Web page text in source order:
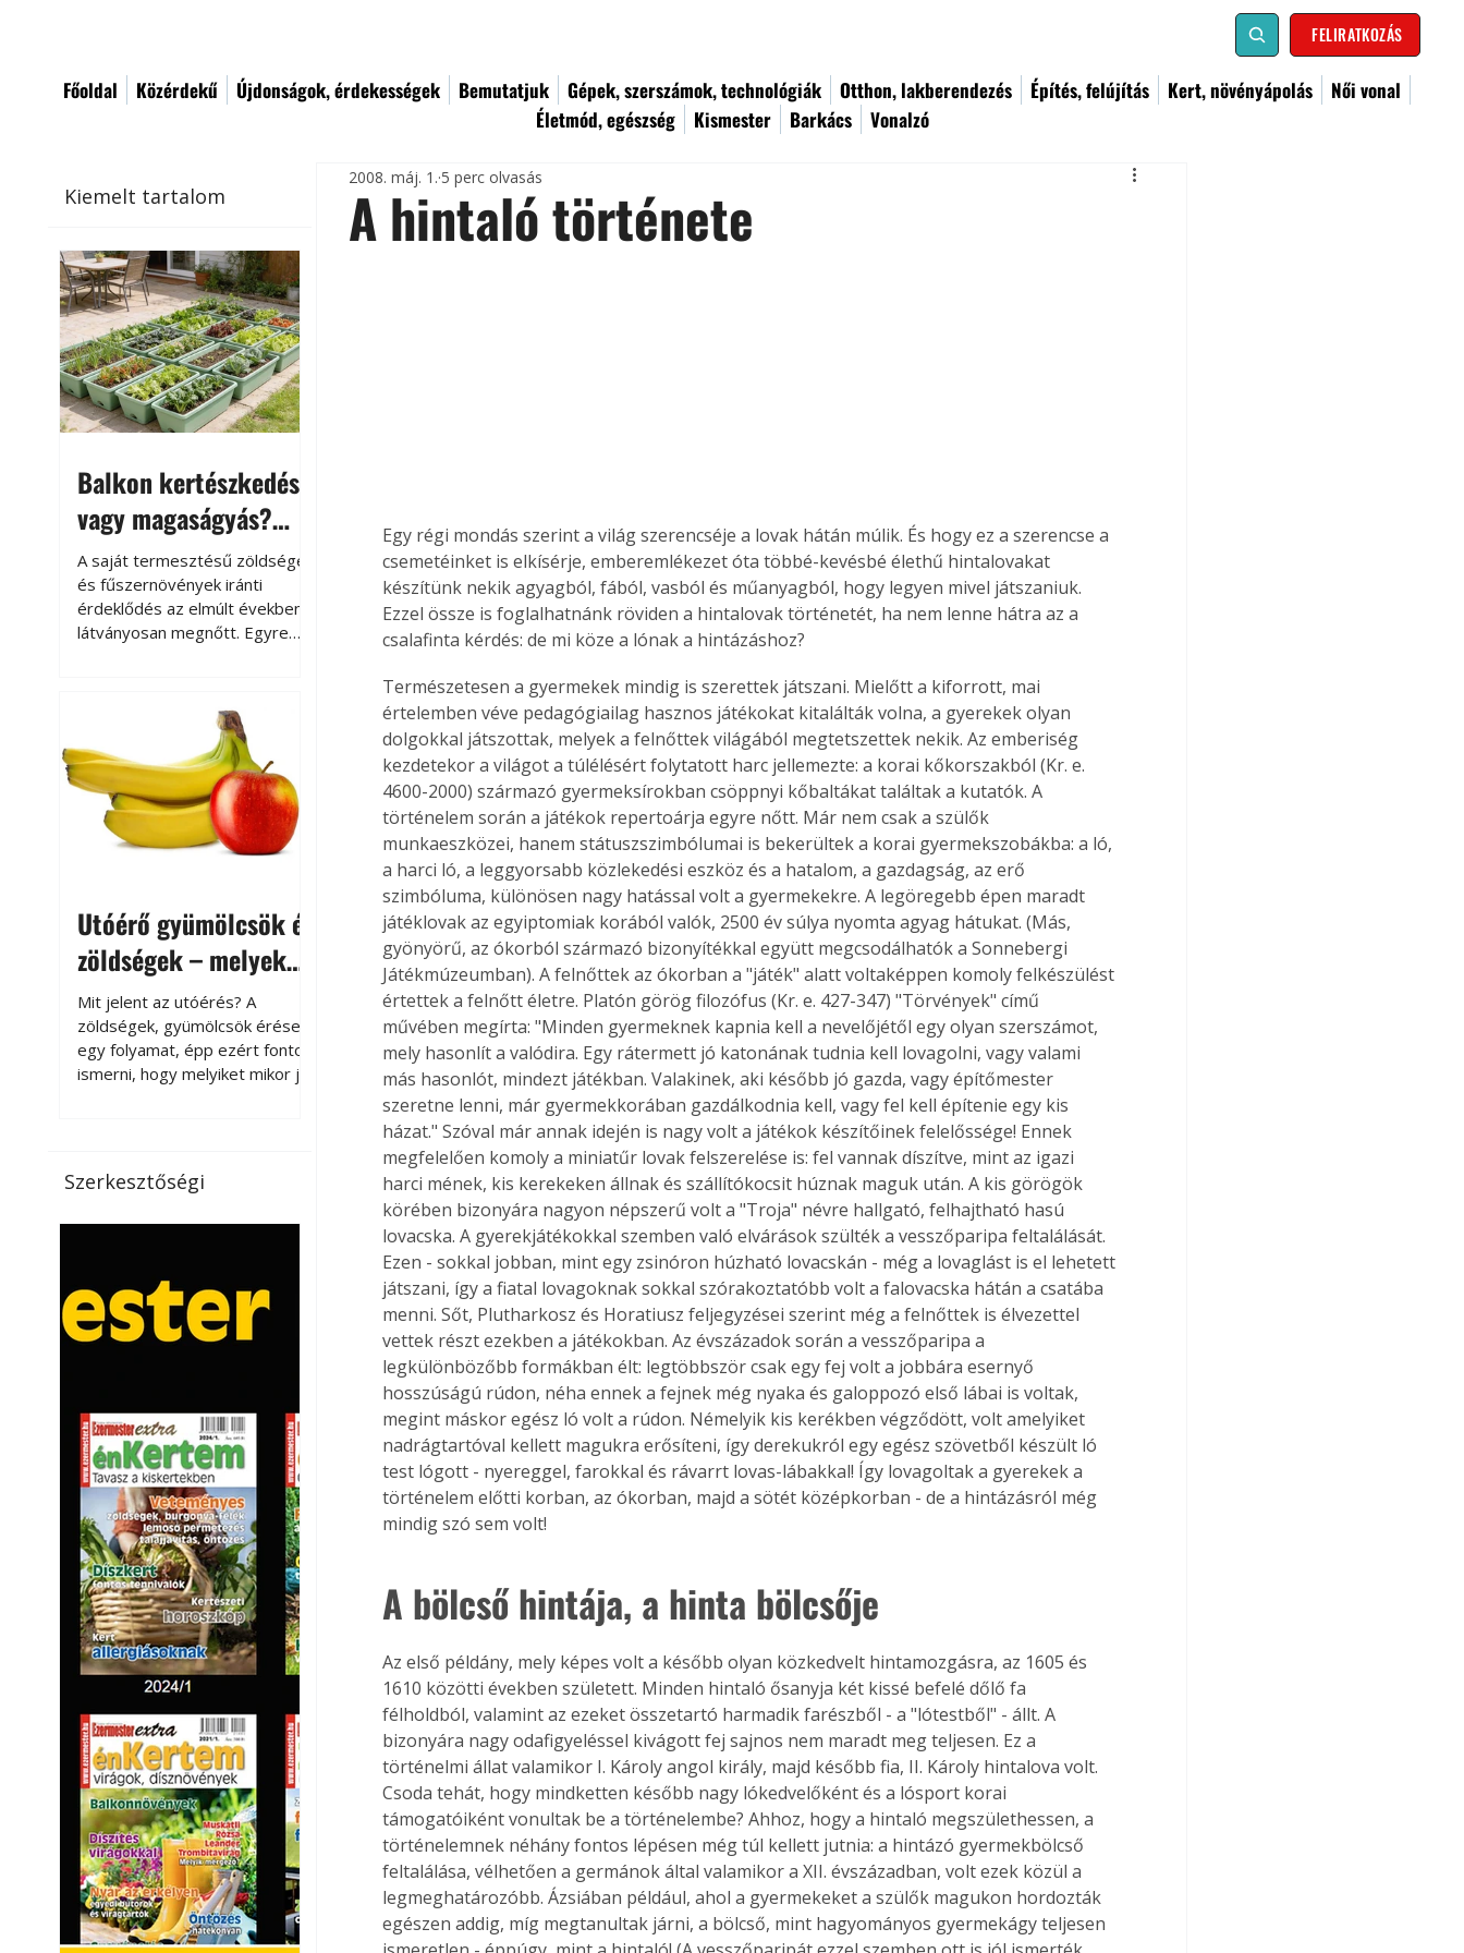
FELIRATKOZÁS
Főoldal Közérdekű Újdonságok, érdekességek Bemutatjuk Gépek, szerszámok, technológiák Otthon, lakberendezés Építés, felújítás Kert, növényápolás
Női vonal
Életmód, egészség
Kismester Barkács Vonalzó
Kiemelt tartalom
Balkon kertészkedés
vagy magaságyás?
Helytakarékos
kertészkedés
A saját termesztésű zöldségek
és fűszernövények iránti
érdeklődés az elmúlt években
látványosan megnőtt. Egyre
kertészkedés sokak számára
kikapcsolódást és feltöltődést
is jelent.
Utóérő gyümölcsök és
zöldségek – melyek
érnek tovább leszedés
után?
Mit jelent az utóérés? A
zöldségek, gyümölcsök érése
egy folyamat, épp ezért fontos
ismerni, hogy melyiket mikor jó
paradicsomot sokszor
gazdasági érettségben, azaz
Utóérik eközben, de nem lesz
olyan ízű, mint amit a saját
kertünkben, biológiai
tárolható h
Szerkesztőségi
A hintaló története
2008. máj. 1. 5 perc olvasás
Egy régi mondás szerint a világ szerencséje a lovak hátán múlik. És hogy ez a szerencse a
csemetéinket is elkísérje, emberemlékezet óta többé-kevésbé élethű hintalovakat
készítünk nekik agyagból, fából, vasból és műanyagból, hogy legyen mivel játszaniuk.
Ezzel össze is foglalhatnánk röviden a hintalovak történetét, ha nem lenne hátra az a
csalafinta kérdés: de mi köze a lónak a hintázáshoz?
Természetesen a gyermekek mindig is szerettek játszani. Mielőtt a kiforrott, mai
értelemben véve pedagógiailag hasznos játékokat kitalálták volna, a gyerekek olyan
dolgokkal játszottak, melyek a felnőttek világából megtetszettek nekik. Az emberiség
kezdetekor a világot a túlélésért folytatott harc jellemezte: a korai kőkorszakból (Kr. e.
4600-2000) származó gyermeksírokban csöppnyi kőbaltákat találtak a kutatók. A
történelem során a játékok repertoárja egyre nőtt. Már nem csak a szülők
munkaeszközei, hanem státuszszimbólumai is bekerültek a korai gyermekszobákba: a ló,
a harci ló, a leggyorsabb közlekedési eszköz és a hatalom, a gazdagság, az erő
szimbóluma, különösen nagy hatással volt a gyermekekre. A legöregebb épen maradt
játéklovak az egyiptomiak korából valók, 2500 év súlya nyomta agyag hátukat. (Más,
gyönyörű, az ókorból származó bizonyítékkal együtt megcsodálhatók a Sonnebergi
Játékmúzeumban). A felnőttek az ókorban a "játék" alatt voltaképpen komoly felkészülést
értettek a felnőtt életre. Platón görög filozófus (Kr. e. 427-347) "Törvények" című
művében megírta: "Minden gyermeknek kapnia kell a nevelőjétől egy olyan szerszámot,
mely hasonlít a valódira. Egy rátermett jó katonának tudnia kell lovagolni, vagy valami
más hasonlót, mindezt játékban. Valakinek, aki később jó gazda, vagy építőmester
szeretne lenni, már gyermekkorában gazdálkodnia kell, vagy fel kell építenie egy kis
házat." Szóval már annak idején is nagy volt a játékok készítőinek felelőssége! Ennek
megfelelően komoly a miniatűr lovak felszerelése is: fel vannak díszítve, mint az igazi
harci mének, kis kerekeken állnak és szállítókocsit húznak maguk után. A kis görögök
körében bizonyára nagyon népszerű volt a "Troja" névre hallgató, felhajtható hasú
lovacska. A gyerekjátékokkal szemben való elvárások szülték a vesszőparipa feltalálását.
Ezen - sokkal jobban, mint egy zsinóron húzható lovacskán - még a lovaglást is el lehetett
játszani, így a fiatal lovagoknak sokkal szórakoztatóbb volt a falovacska hátán a csatába
menni. Sőt, Plutharkosz és Horatiusz feljegyzései szerint még a felnőttek is élvezettel
vettek részt ezekben a játékokban. Az évszázadok során a vesszőparipa a
legkülönbözőbb formákban élt: legtöbbször csak egy fej volt a jobbára esernyő
hosszúságú rúdon, néha ennek a fejnek még nyaka és galoppozó első lábai is voltak,
megint máskor egész ló volt a rúdon. Némelyik kis kerékben végződött, volt amelyiket
nadrágtartóval kellett magukra erősíteni, így derekukról egy egész szövetből készült ló
test lógott - nyereggel, farokkal és rávarrt lovas-lábakkal! Így lovagoltak a gyerekek a
történelem előtti korban, az ókorban, majd a sötét középkorban - de a hintázásról még
mindig szó sem volt!
A bölcső hintája, a hinta bölcsője
Az első példány, mely képes volt a később olyan közkedvelt hintamozgásra, az 1605 és
1610 közötti években született. Minden hintaló ősanyja két kissé befelé dőlő fa
félholdból, valamint az ezeket összetartó harmadik farészből - a "lótestből" - állt. A
bizonyára nagy odafigyeléssel kivágott fej sajnos nem maradt meg teljesen. Ez a
történelmi állat valamikor I. Károly angol király, majd később fia, II. Károly hintalova volt.
Csoda tehát, hogy mindketten később nagy lókedvelőként és a lósport korai
támogatóiként vonultak be a történelembe? Ahhoz, hogy a hintaló megszülethessen, a
történelemnek néhány fontos lépésen még túl kellett jutnia: a hintázó gyermekbölcső
feltalálása, vélhetően a germánok által valamikor a XII. évszázadban, volt ezek közül a
legmeghatározóbb. Ázsiában például, ahol a gyermekeket a szülők magukon hordozták
egészen addig, míg megtanultak járni, a bölcső, mint hagyományos gyermekágy teljesen